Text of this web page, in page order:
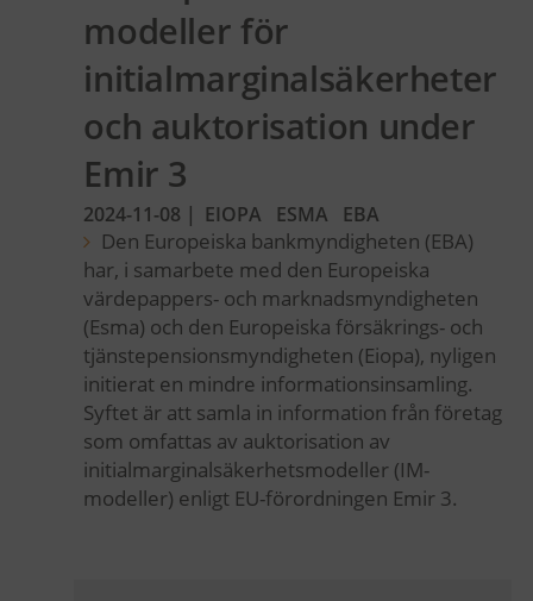
modeller för
initialmarginalsäkerheter
och auktorisation under
Emir 3
2024-11-08 | EIOPA ESMA EBA
Den Europeiska bankmyndigheten (EBA)
har, i samarbete med den Europeiska
värdepappers- och marknadsmyndigheten
(Esma) och den Europeiska försäkrings- och
tjänstepensionsmyndigheten (Eiopa), nyligen
initierat en mindre informationsinsamling.
Syftet är att samla in information från företag
som omfattas av auktorisation av
initialmarginalsäkerhetsmodeller (IM-
modeller) enligt EU-förordningen Emir 3.